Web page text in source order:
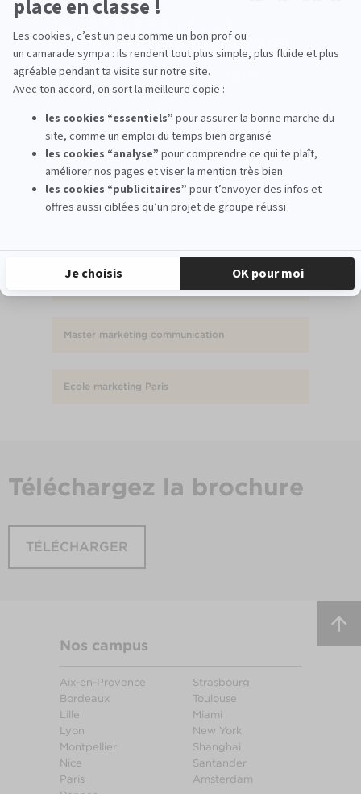
Voir également
MBA communication du luxe
Les métiers de la communication du luxe
Master marketing communication
Ecole marketing Paris
Téléchargez la brochure
TÉLÉCHARGER
Nos campus
Aix-en-Provence
Bordeaux
Lille
Lyon
Montpellier
Nice
Paris
Strasbourg
Toulouse
Miami
New York
Shanghai
Santander
Amsterdam